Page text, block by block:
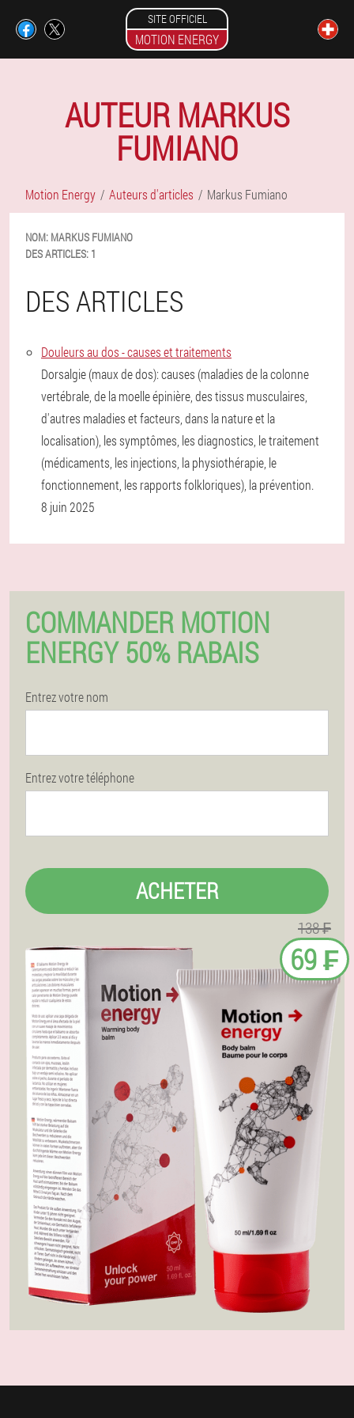
SITE OFFICIEL
MOTION ENERGY
AUTEUR MARKUS
FUMIANO
Motion Energy Auteurs d'articles Markus Fumiano
NOM: MARKUS FUMIANO
DES ARTICLES: 1
DES ARTICLES
Douleurs au dos - causes et traitements
Dorsalgie (maux de dos): causes (maladies de la colonne
vertébrale, de la moelle épinière, des tissus musculaires,
d'autres maladies et facteurs, dans la nature et la
localisation), les symptômes, les diagnostics, le traitement
(médicaments, les injections, la physiothérapie, le
fonctionnement, les rapports folkloriques), la prévention.
8 juin 2025
COMMANDER MOTION
ENERGY 50% RABAIS
Entrez votre nom
Entrez votre téléphone
ACHETER
138 ₣
69 ₣